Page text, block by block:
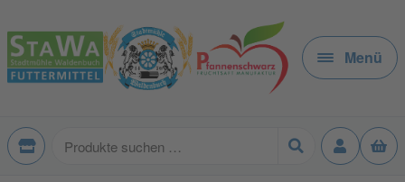
Zur
Navigation
springen
Zum
Inhalt
springen
Menü
Produkte